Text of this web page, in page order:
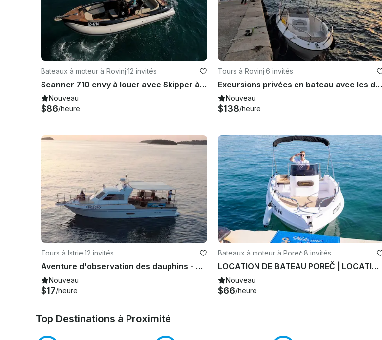
Bateaux à moteur à Rovinj·12 invités
Scanner 710 envy à louer avec Skipper à Rovinj
Nouveau
$86/heure
Tours à Rovinj·6 invités
Excursions privées en bateau avec les dauphins avec un nouveau bateau de 19 pieds Karnic au départ de Rovinj — Delfin
Nouveau
$138/heure
Tours à Istrie·12 invités
Aventure d'observation des dauphins - 2 heures
Nouveau
$17/heure
Bateaux à moteur à Poreč·8 invités
LOCATION DE BATEAU POREČ | LOCATION DE BATEAU POREČ | LOCATION DE BATEAU POREČ | LOCATION DE BATEAUX
Nouveau
$66/heure
Top Destinations à Proximité